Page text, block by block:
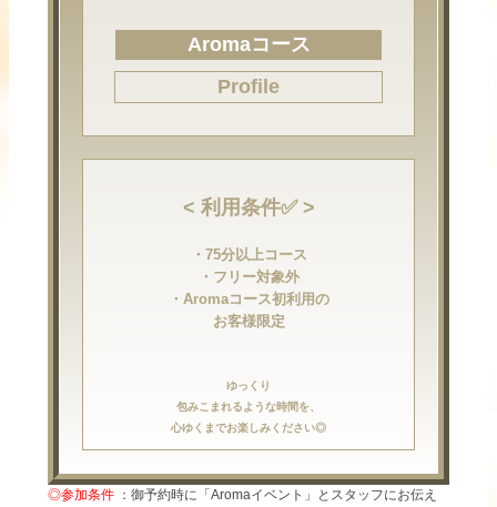
Aromaコース
Profile
< 利用条件✅ >
・75分以上コース
・フリー対象外
・Aromaコース初利用の
お客様限定
ゆっくり
包みこまれるような時間を、
心ゆくまでお楽しみください◎
◎参加条件 ：御予約時に「Aromaイベント」とスタッフにお伝え